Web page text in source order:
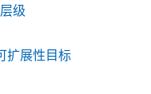
级
扩展性目标